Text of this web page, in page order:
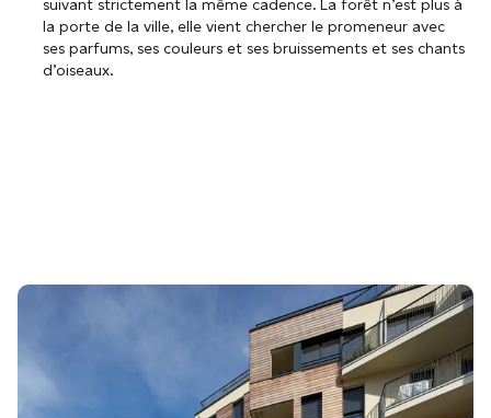
suivant strictement la même cadence. La forêt n’est plus à
la porte de la ville, elle vient chercher le promeneur avec
ses parfums, ses couleurs et ses bruissements et ses chants
d’oiseaux.